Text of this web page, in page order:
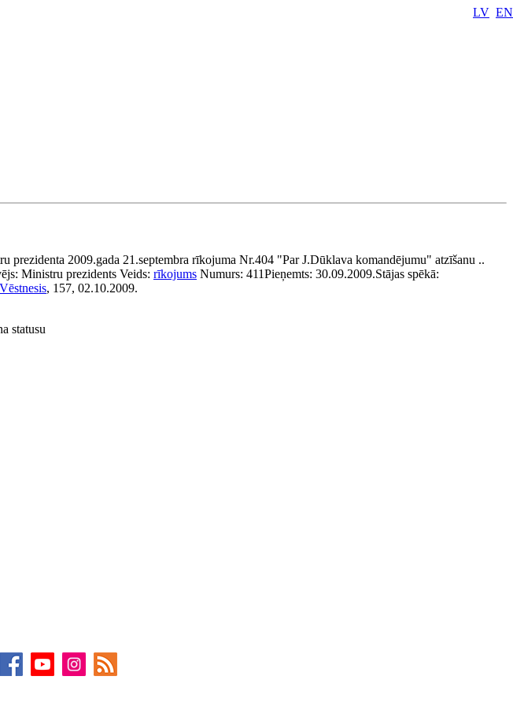
LV EN
prezidenta 2009.gada 21.septembra rīkojuma Nr.404 "Par J.Dūklava komandējumu" atzīšanu ..
Ministru prezidents Veids: rīkojums Numurs: 411Pieņemts: 30.09.2009.Stājas spēkā:
, 157, 02.10.2009.
statusu